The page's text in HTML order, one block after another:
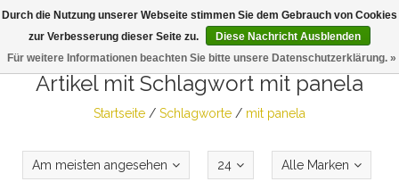
Artikel mit Schlagwort mit panela
Startseite / Schlagworte / mit panela
Am meisten angesehen 24 Alle Marken
Durch die Nutzung unserer Webseite stimmen Sie dem Gebrauch von Cookies
zur Verbesserung dieser Seite zu.
Diese Nachricht Ausblenden
Für weitere Informationen beachten Sie bitte unsere Datenschutzerklärung. »